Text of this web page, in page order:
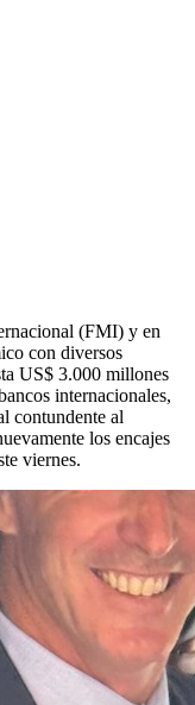
(FMI) y en
con diversos
US$ 3.000 millones
internacionales,
contundente al
los encajes
viernes.